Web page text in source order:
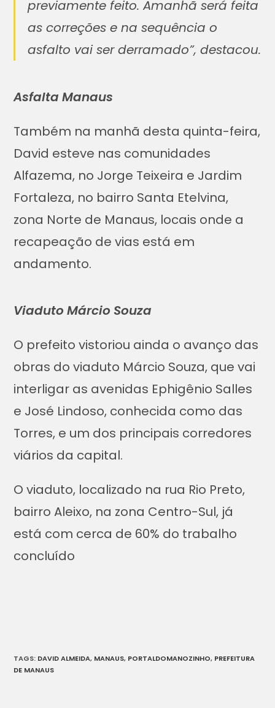
previamente feito. Amanhã será feita
as correções e na sequência o
asfalto vai ser derramado”, destacou.
Asfalta Manaus
Também na manhã desta quinta-feira,
David esteve nas comunidades
Alfazema, no Jorge Teixeira e Jardim
Fortaleza, no bairro Santa Etelvina,
zona Norte de Manaus, locais onde a
recapeação de vias está em
andamento.
Viaduto Márcio Souza
O prefeito vistoriou ainda o avanço das
obras do viaduto Márcio Souza, que vai
interligar as avenidas Ephigênio Salles
e José Lindoso, conhecida como das
Torres, e um dos principais corredores
viários da capital.
O viaduto, localizado na rua Rio Preto,
bairro Aleixo, na zona Centro-Sul, já
está com cerca de 60% do trabalho
concluído
TAGS: DAVID ALMEIDA, MANAUS, PORTALDOMANOZINHO, PREFEITURA
DE MANAUS